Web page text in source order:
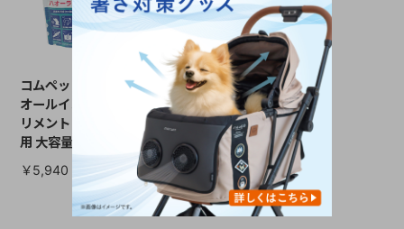
コムペット W善玉菌
オールインワンサプ
リメント ハオーラ 犬
用 大容量
￥5,940